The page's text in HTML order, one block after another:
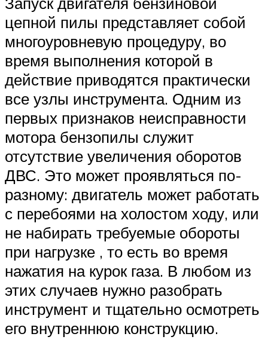
цепной пилы представляет собой
многоуровневую процедуру, во
время выполнения которой в
действие приводятся практически
все узлы инструмента. Одним из
первых признаков неисправности
мотора бензопилы служит
отсутствие увеличения оборотов
ДВС. Это может проявляться по-
разному: двигатель может работать
с перебоями на холостом ходу, или
не набирать требуемые обороты
при нагрузке , то есть во время
нажатия на курок газа. В любом из
этих случаев нужно разобрать
инструмент и тщательно осмотреть
его внутреннюю конструкцию.